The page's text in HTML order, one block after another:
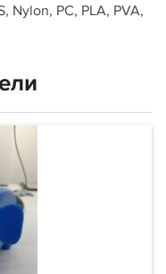
Nylon, PC, PLA, PVA,